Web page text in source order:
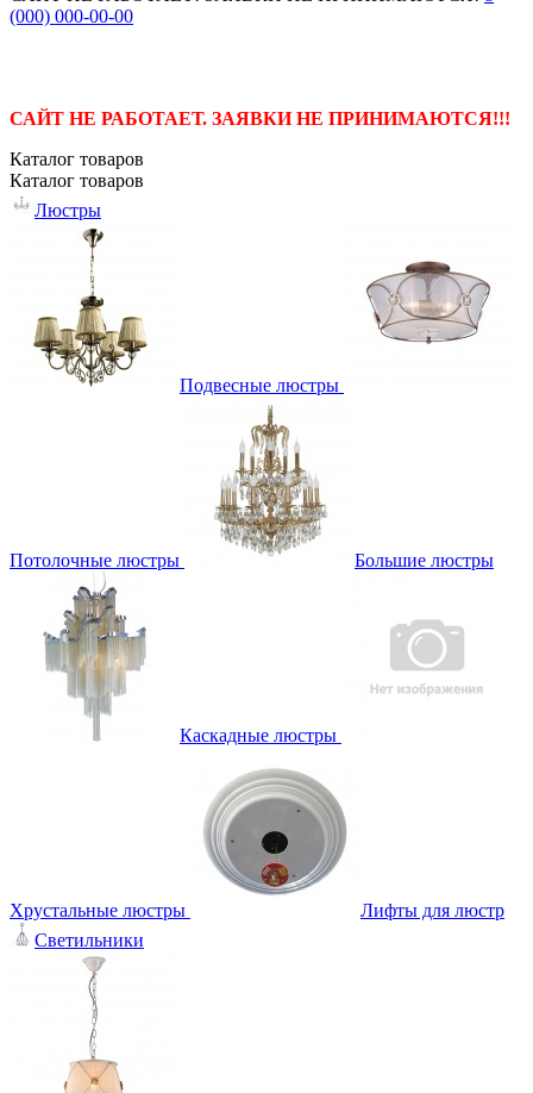
(000) 000-00-00
САЙТ НЕ РАБОТАЕТ. ЗАЯВКИ НЕ ПРИНИМАЮТСЯ!!!
Каталог товаров
Каталог товаров
Люстры
Подвесные люстры
Потолочные люстры Большие люстры
Каскадные люстры
Хрустальные люстры
Лифты для люстр
Светильники